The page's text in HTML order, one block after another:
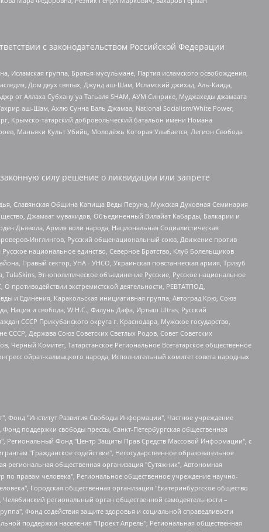
с законодательством Российской Федерации
группа, Братья-мусульмане, Партия исламского освобождения,
Дом двух святых, Джунд аш-Шам, Исламский джихад, Аль-Каида,
от Аллаха Субхану уа Тагьаля SHAM, АУМ Синрике, Муджахеды джамаата
аш-Шам, Ахлю Сунна Валь Джамаа, National Socialism/White Power,
Крымско-татарский добровольческий батальон имени Номана
Маньяки Культ Убийц, Молодёжь Которая Улыбается, Легион Свобода
силу решение о ликвидации или запрете
Славянская Община Капища Веды Перуна, Мужская Духовная Семинария
Джамаат мувахидов, Объединенный Вилайат Кабарды, Балкарии и
Дьявола, Армия воли народа, Национальная Социалистическая
Инглингов, Русский общенациональный союз, Движение против
национальное единство, Северное Братство, Клуб Болельщиков
Правый сектор, УНА - УНСО, Украинская повстанческая армия, Тризуб
Этнополитическое объединение Русские, Русское национальное
экстремистской деятельности, РЕВТАТПОД,
и Единения, Каракольская инициативная группа, Автоград Крю, Союз
Нация и свобода, W.H.С., Фалунь Дафа, Иртыш Ultras, Русский
СССР Прикубанского округа г. Краснодара, Мужское государство,
Держава Союз Советских Светлых Родов, Совет Советских
Черный Комитет, Татарстанское Региональное Всетатарское общественное
ойрат-калмыцкого народа, Исполнительный комитет совета народных
общественное движение "Маяк", Санкт-Петербургская ЛГБТ-инициативная группа "Выход", Инициативная группа ЛГБТ+ "Реверс", Алексеев Андрей Викторович, Бекбулатова Таисия Львовна, Беляев Иван Михайлович, Владыкина Елена Сергеевна, Гельман Марат Александрович, Никульшина Вероника Юрьевна, Толоконникова Надежда Андреевна, Шендерович Виктор Анатольевич, Общество с ограниченной ответственностью "Данное сообщение", Общество с ограниченной ответственностью Издательский дом "Новая глава", Айнбиндер Александра Александровна, Московский комьюнити-центр для ЛГБТ+инициатив, Благотворительный фонд развития филантропии, Deutsche Welle (Германия, Kurt-Schumacher-Strasse 3, 53113 Bonn), Борзунова Мария Михайловна, Воробьев Виктор Викторович, Голубева Анна Львовна, Константинова Алла Михайловна, Малкова Ирина Владимировна, Мурадов Мурад Абдулгалимович, Осетинская Елизавета Николаевна, Понасенков Евгений Николаевич, Ганапольский Матвей Юрьевич, Киселев Евгений Алексеевич, Борухович Ирина Григорьевна, Дремин Иван Тимофеевич, Дубровский Дмитрий Викторович, Красноярская региональная общественная организация поддержки и развития альтернативных образовательных технологий и межкультурных коммуникаций "ИНТЕРРА", Маяковская Екатерина Алексеевна, Фейгин Марк Захарович, Филимонов Андрей Викторович, Дзугкоева Регина Николаевна, Доброхотов Роман Александрович, Дудь Юрий Александрович, Елкин Сергей Владимирович, Кругликов Кирилл Игоревич, Сабунаева Мария Леонидовна, Семенов Алексей Владимирович, Шаинян Карен Багратович, Шульман Екатерина Михайловна, Асафьев Артур Валерьевич, Вахштайн Виктор Семенович, Венедиктов Алексей Алексеевич, Лушникова Екатерина Евгеньевна, Волков Леонид Михайлович, Невзоров Александр Глебович, Пархоменко Сергей Борисович, Сироткин Ярослав Николаевич, Кара-Мурза Владимир Владимирович, Баранова Наталья Владимировна, Гозман Леонид Яковлевич, Кагарлицкий Борис Юльевич, Климарев Михаил Валерьевич, Милов Владимир Станиславович, Автономная некоммерческая организация Краснодарский центр современного искусства "Типография", Моргенштерн Алишер Тагирович, Соболь Любовь Эдуардовна, Общество с ограниченной ответственностью "ЛИЗА НОРМ", Каспаров Гарри Кимович, Ходорковский Михаил Борисович, Общество с ограниченной ответственностью "Апрельские тезисы", Данилович Ирина Брониславовна, Кашин Олег Владимирович, Петров Николай Владимирович, Пивоваров Алексей Владимирович, Соколов Михаил Владимирович, Цветкова Юлия Владимировна, Чичваркин Евгений Александрович, Комитет против пыток/Команда против пыток, Общество с ограниченной ответственностью "Первый научный", Общество с ограниченной ответственностью "Вертолет и ко", Белоцерковская Вероника Борисовна, Кац Максим Евгеньевич, Лазарева Татьяна Юрьевна, Шаведдинов Руслан Табризович, Яшин Илья Валерьевич, Общество с ограниченной ответственностью "Иноагент ААВ", Алешковский Дмитрий Петрович, Альбац Евгения Марковна, Быков Дмитрий Львович, Галямина Юлия Евгеньевна, Лойко Сергей Леонидович, Мартынов Кирилл Константинович, Медведев Сергей Александрович, Крашенинников Федор Геннадиевич, Гордеева Катерина Вл